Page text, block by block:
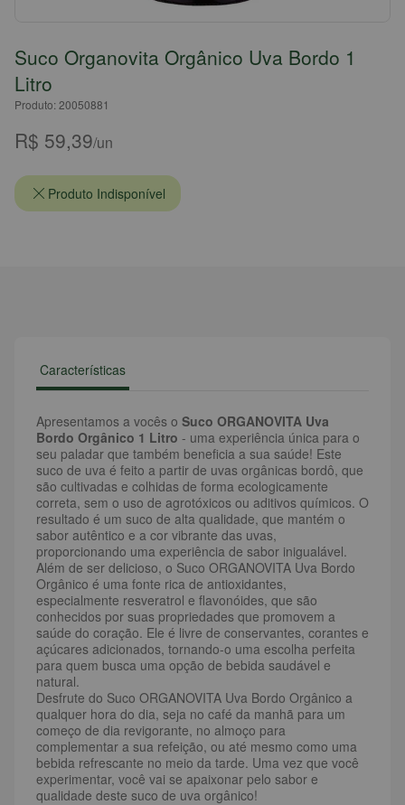
Suco Organovita Orgânico Uva Bordo 1
Litro
Produto: 20050881
R$ 59,39/un
Produto Indisponível
Características
Apresentamos a vocês o Suco ORGANOVITA Uva
Bordo Orgânico 1 Litro - uma experiência única para o
seu paladar que também beneficia a sua saúde! Este
suco de uva é feito a partir de uvas orgânicas bordô, que
são cultivadas e colhidas de forma ecologicamente
correta, sem o uso de agrotóxicos ou aditivos químicos. O
resultado é um suco de alta qualidade, que mantém o
sabor autêntico e a cor vibrante das uvas,
proporcionando uma experiência de sabor inigualável.
Além de ser delicioso, o Suco ORGANOVITA Uva Bordo
Orgânico é uma fonte rica de antioxidantes,
especialmente resveratrol e flavonóides, que são
conhecidos por suas propriedades que promovem a
saúde do coração. Ele é livre de conservantes, corantes e
açúcares adicionados, tornando-o uma escolha perfeita
para quem busca uma opção de bebida saudável e
natural.
Desfrute do Suco ORGANOVITA Uva Bordo Orgânico a
qualquer hora do dia, seja no café da manhã para um
começo de dia revigorante, no almoço para
complementar a sua refeição, ou até mesmo como uma
bebida refrescante no meio da tarde. Uma vez que você
experimentar, você vai se apaixonar pelo sabor e
qualidade deste suco de uva orgânico!